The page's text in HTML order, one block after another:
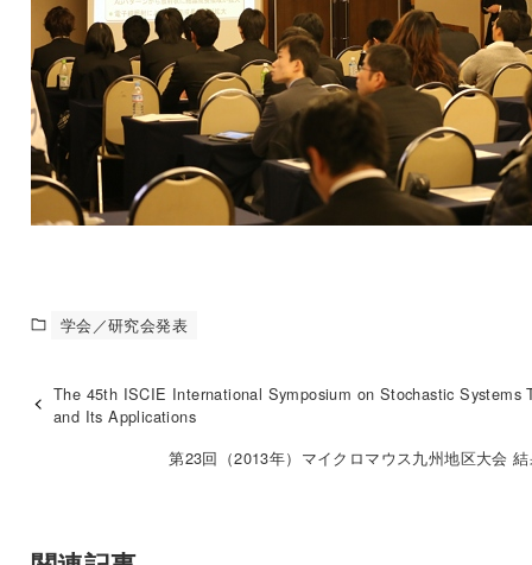
学会／研究会発表
The 45th ISCIE International Symposium on Stochastic Systems
and Its Applications
第23回（2013年）マイクロマウス九州地区大会